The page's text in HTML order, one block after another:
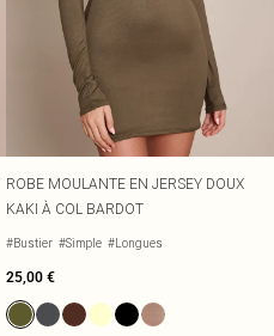
ROBE MOULANTE EN JERSEY DOUX
KAKI À COL BARDOT
#Bustier #Simple #Longues
25,00 €